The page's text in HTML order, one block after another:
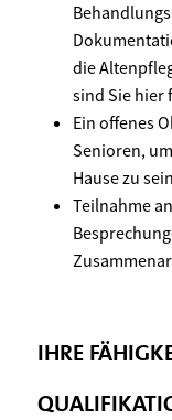
die
sind Sie hier
Ein offenes
Senioren,
Hause zu sein
Teilnahme
IHRE